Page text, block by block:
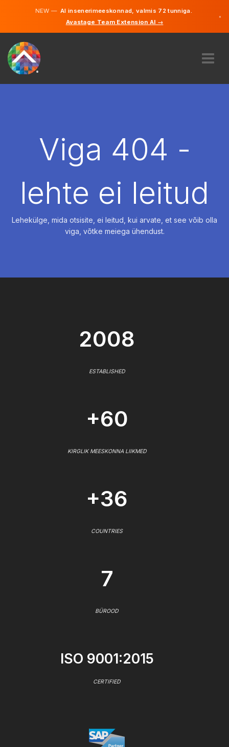
NEW —AI insenerimeeskonnad, valmis 72 tunniga.
Avastage Team Extension AI →
×
PALKAMAViga 404 -
lehte ei leitud
Lehekülge, mida otsisite, ei leitud, kui arvate, et see võib olla
viga, võtke meiega ühendust.
2008
ESTABLISHED
+60
KIRGLIK MEESKONNA LIIKMED
+36
COUNTRIES
7
BÜROOD
ISO 9001:2015
CERTIFIED